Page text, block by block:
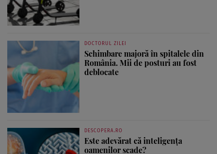
DOCTORUL ZILEI
Schimbare majoră în spitalele din
România. Mii de posturi au fost
deblocate
DESCOPERA.RO
Este adevărat că inteligența
oamenilor scade?